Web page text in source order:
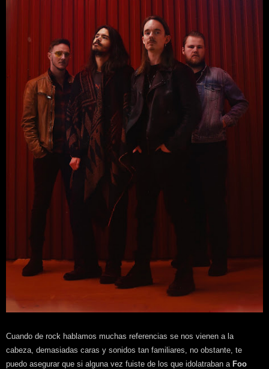
Cuando de rock hablamos muchas referencias se nos vienen a la
cabeza, demasiadas caras y sonidos tan familiares, no obstante, te
puedo asegurar que si alguna vez fuiste de los que idolatraban a Foo